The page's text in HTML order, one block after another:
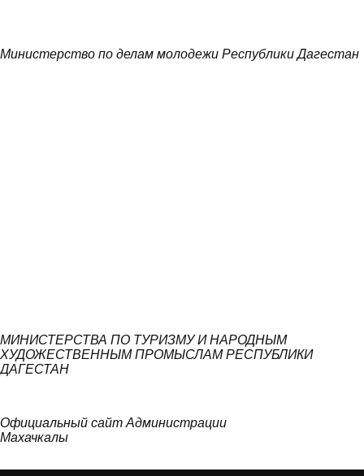
Министерство по делам молодежи Республики Дагестан
МИНИСТЕРСТВА ПО ТУРИЗМУ И НАРОДНЫМ
ХУДОЖЕСТВЕННЫМ ПРОМЫСЛАМ РЕСПУБЛИКИ
ДАГЕСТАН
Официальный сайт Администрации
Махачкалы